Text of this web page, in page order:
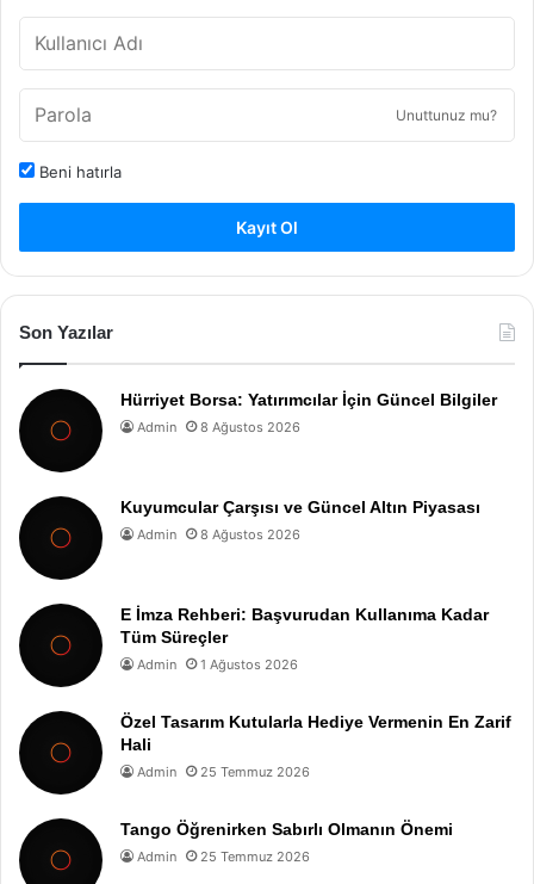
Unuttunuz mu?
Beni hatırla
Kayıt Ol
Son Yazılar
Hürriyet Borsa: Yatırımcılar İçin Güncel Bilgiler
Admin 8 Ağustos 2026
Kuyumcular Çarşısı ve Güncel Altın Piyasası
Admin 8 Ağustos 2026
E İmza Rehberi: Başvurudan Kullanıma Kadar
Tüm Süreçler
Admin 1 Ağustos 2026
Özel Tasarım Kutularla Hediye Vermenin En Zarif
Hali
Admin 25 Temmuz 2026
Tango Öğrenirken Sabırlı Olmanın Önemi
Admin 25 Temmuz 2026